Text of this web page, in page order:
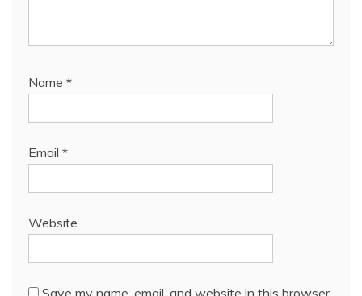
Name *
Email *
Website
Save my name, email, and website in this browser